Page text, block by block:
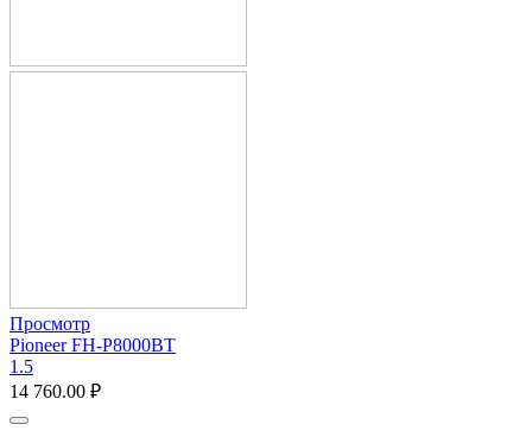
Просмотр
Pioneer FH-P8000BT
1.5
14 760.00 ₽